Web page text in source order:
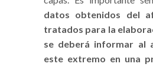
datos obtenidos del
tratados para la
se deberá informar al
este extremo en una